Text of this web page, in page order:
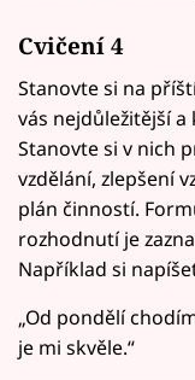
Cvičení 4
Stanovte si na
vás nejdůležitější
Stanovte si v nich
vzdělání, zlepšení
plán činností.
rozhodnutí je
Například si
„Od pondělí
je mi skvěle.“